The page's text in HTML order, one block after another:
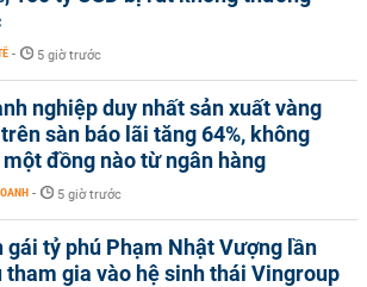
- 5 giờ trước
nghiệp duy nhất sản xuất vàng
sàn báo lãi tăng 64%, không
đồng nào từ ngân hàng
- 5 giờ trước
gái tỷ phú Phạm Nhật Vượng lần
tham gia vào hệ sinh thái Vingroup